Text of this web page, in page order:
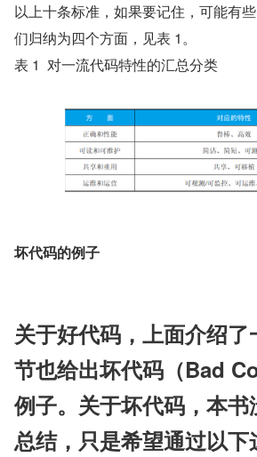
以上十条标准，如果要记住，可能有
们归纳为四个方面，见表 1。
表 1  对一流代码特性的汇总分类
坏代码的例子
关于好代码，上面介绍
节也给出坏代码（Bad
例子。关于坏代码，本
总结，只是希望通过以下